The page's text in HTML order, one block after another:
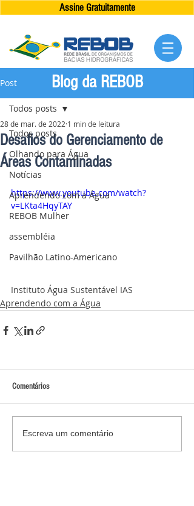
Assine Gratuitamente
Post
Todos posts
Olhando para Água
Notícias
Aprendendo com a Água
REBOB Mulher
assembléia
Pavilhão Latino-Americano
Todos posts
Desafios do Gerenciamento de
Áreas Contaminadas
28 de mar. de 2022 1 min de leitura
https://www.youtube.com/watch?
v=LKta4HqyTAY
Instituto Água Sustentável IAS
Aprendendo com a Água
Comentários
Escreva um comentário
Blog da REBOB